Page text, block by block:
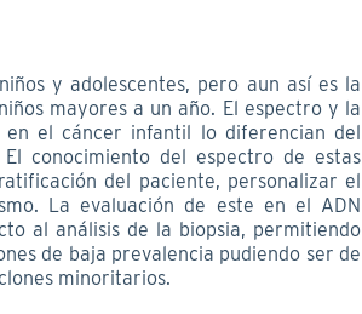
y adolescentes, pero aun así es la
mayores a un año. El espectro y la
en el cáncer infantil lo diferencian del
conocimiento del espectro de estas
del paciente, personalizar el
La evaluación de este en el ADN
al análisis de la biopsia, permitiendo
de baja prevalencia pudiendo ser de
minoritarios.